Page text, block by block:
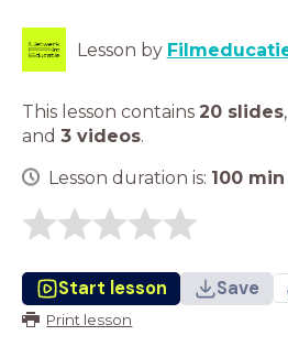
Lesson by
This lesson contains 20 slides,
and 3 videos.
Lesson duration is: 100 min
Start lesson Save
Print lesson